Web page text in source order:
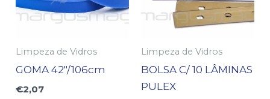
Limpeza de Vidros
GOMA 42″/106cm
€2,07
Limpeza de Vidros
BOLSA C/ 10 LÂMINAS
PULEX